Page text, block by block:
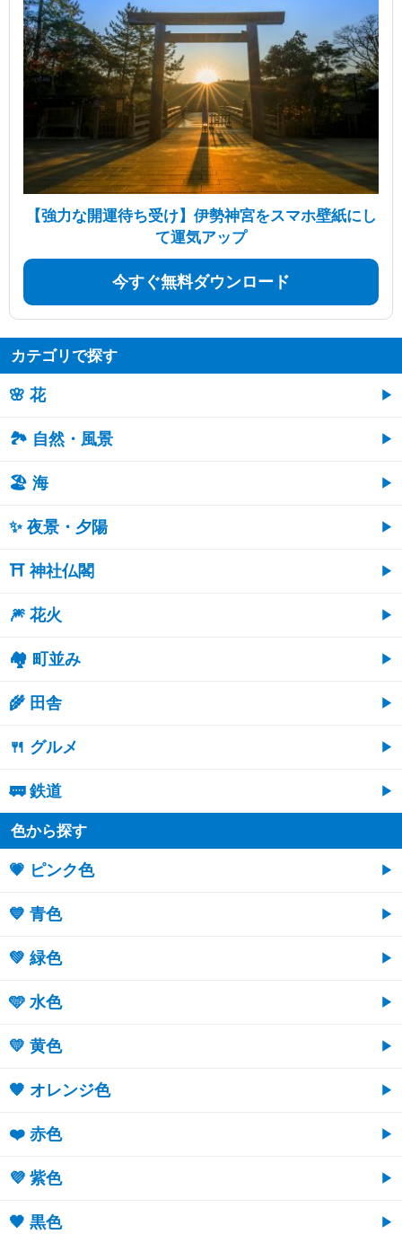
【強力な開運待ち受け】伊勢神宮をスマホ壁紙にし
て運気アップ
今すぐ無料ダウンロード
カテゴリで探す
🌸 花
🏞️ 自然・風景
🏖 海
✨ 夜景・夕陽
⛩ 神社仏閣
🎆 花火
🏘 町並み
🌾 田舎
🍴 グルメ
🚃 鉄道
色から探す
💗 ピンク色
💙 青色
💚 緑色
🩵 水色
💛 黄色
🧡 オレンジ色
❤️ 赤色
💜 紫色
🖤 黒色